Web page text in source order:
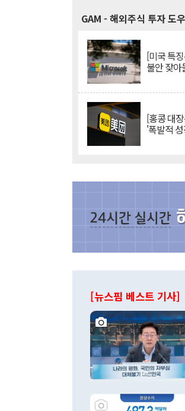
GAM - 해외주식 투자 도
[미국 특
불안 잦
[홍콩 대
'폭발적
[뉴스핌 베스트 기사]